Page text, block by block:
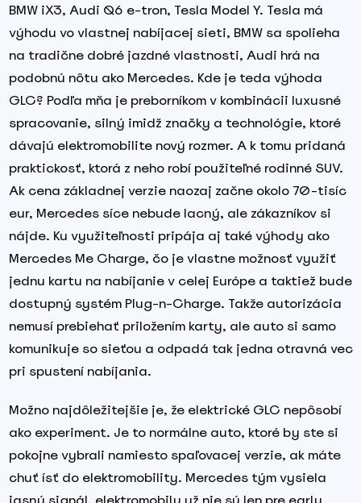
BMW iX3, Audi Q6 e-tron, Tesla Model Y. Tesla má
výhodu vo vlastnej nabíjacej sieti, BMW sa spolieha
na tradične dobré jazdné vlastnosti, Audi hrá na
podobnú nôtu ako Mercedes. Kde je teda výhoda
GLC? Podľa mňa je preborníkom v kombinácii luxusné
spracovanie, silný imidž značky a technológie, ktoré
dávajú elektromobilite nový rozmer. A k tomu pridaná
praktickosť, ktorá z neho robí použiteľné rodinné SUV.
Ak cena základnej verzie naozaj začne okolo 70-tisíc
eur, Mercedes síce nebude lacný, ale zákazníkov si
nájde. Ku využiteľnosti pripája aj také výhody ako
Mercedes Me Charge, čo je vlastne možnosť využiť
jednu kartu na nabíjanie v celej Európe a taktiež bude
dostupný systém Plug-n-Charge. Takže autorizácia
nemusí prebiehať priložením karty, ale auto si samo
komunikuje so sieťou a odpadá tak jedna otravná vec
pri spustení nabíjania.
Možno najdôležitejšie je, že elektrické GLC nepôsobí
ako experiment. Je to normálne auto, ktoré by ste si
pokojne vybrali namiesto spaľovacej verzie, ak máte
chuť ísť do elektromobility. Mercedes tým vysiela